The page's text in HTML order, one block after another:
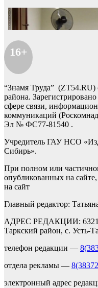
16+
“Знамя Труда” (ZT54.RU)
района.
сфере связи,
коммуникаций
Эл № ФС77-81540 .
Учредитель ГАУ НСО
Сибирь».
При полном или
опубликованных на сайте,
на сайт
Главный редактор:
АДРЕС РЕДАКЦИИ:
Таркский район, с. Усть-
телефон редакции —
отдела рекламы —
электронный адрес